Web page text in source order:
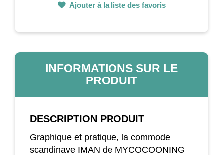
Ajouter à la liste des favoris
INFORMATIONS SUR LE
PRODUIT
DESCRIPTION PRODUIT
Graphique et pratique, la commode
scandinave IMAN de MYCOCOONING